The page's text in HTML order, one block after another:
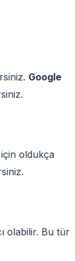
Google
oldukça
olabilir. Bu tür